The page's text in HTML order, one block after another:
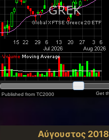
Αύγουστος 2018